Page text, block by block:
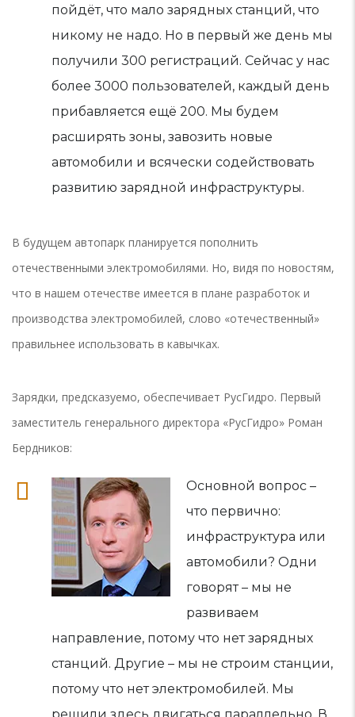
пойдёт, что мало зарядных станций, что
никому не надо. Но в первый же день мы
получили 300 регистраций. Сейчас у нас
более 3000 пользователей, каждый день
прибавляется ещё 200. Мы будем
расширять зоны, завозить новые
автомобили и всячески содействовать
развитию зарядной инфраструктуры.
В будущем автопарк планируется пополнить
отечественными электромобилями. Но, видя по новостям,
что в нашем отечестве имеется в плане разработок и
производства электромобилей, слово «отечественный»
правильнее использовать в кавычках.
Зарядки, предсказуемо, обеспечивает РусГидро. Первый
заместитель генерального директора «РусГидро» Роман
Бердников:
Основной вопрос –
что первично:
инфраструктура или
автомобили? Одни
говорят – мы не
развиваем
направление, потому что нет зарядных
станций. Другие – мы не строим станции,
потому что нет электромобилей. Мы
решили здесь двигаться параллельно. В